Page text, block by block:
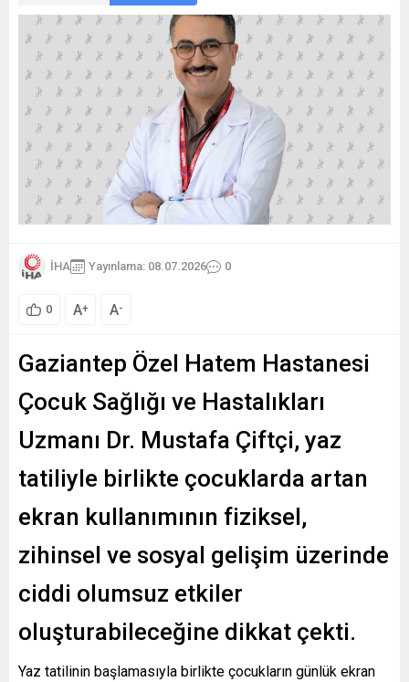
İHA Yayınlama: 08.07.2026 0
0 A+ A-
Gaziantep Özel Hatem Hastanesi
Çocuk Sağlığı ve Hastalıkları
Uzmanı Dr. Mustafa Çiftçi, yaz
tatiliyle birlikte çocuklarda artan
ekran kullanımının fiziksel,
zihinsel ve sosyal gelişim üzerinde
ciddi olumsuz etkiler
oluşturabileceğine dikkat çekti.
Yaz tatilinin başlamasıyla birlikte çocukların günlük ekran